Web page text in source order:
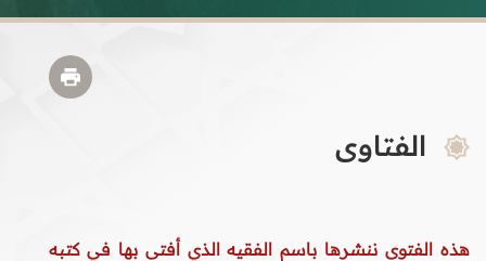
الفتاوى
هذه الفتوى ننشرها باسم الفقيه الذي أفتى بها في كتبه